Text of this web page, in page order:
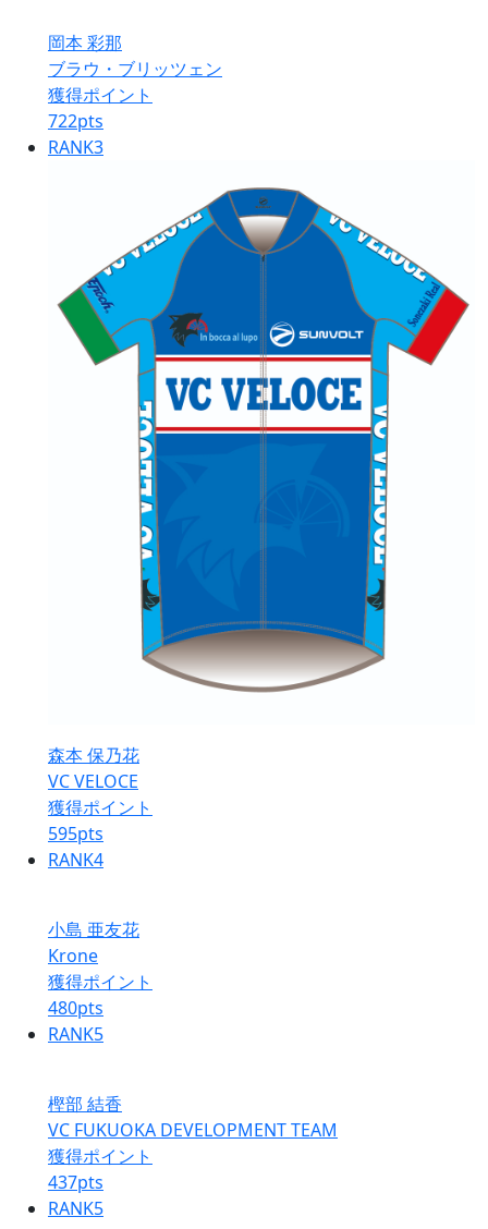
岡本 彩那
ブラウ・ブリッツェン
獲得ポイント
722pts
RANK3
森本 保乃花
VC VELOCE
獲得ポイント
595pts
RANK4
小島 亜友花
Krone
獲得ポイント
480pts
RANK5
樫部 結香
VC FUKUOKA DEVELOPMENT TEAM
獲得ポイント
437pts
RANK5